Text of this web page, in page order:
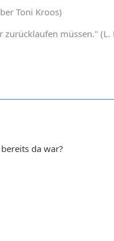
Toni Kroos)
müssen." (L.
da war?